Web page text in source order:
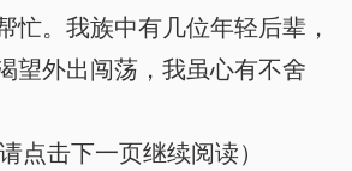
忙。我族中有几位年轻后辈，
望外出闯荡，我虽心有不舍
击下一页继续阅读）